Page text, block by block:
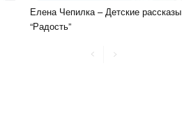
Елена Чепилка – Детские рассказы
“Радость”